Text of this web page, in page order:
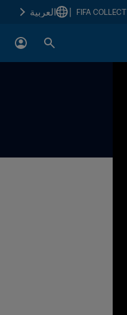
FIFA COLLECT العربية